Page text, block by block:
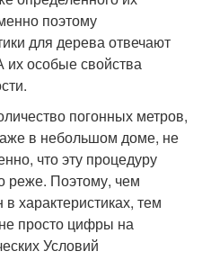
поэтому
для дерева отвечают
особые свойства
погонных метров,
в небольшом доме, не
что эту процедуру
реже. Поэтому, чем
характеристиках, тем
просто цифры на
Условий